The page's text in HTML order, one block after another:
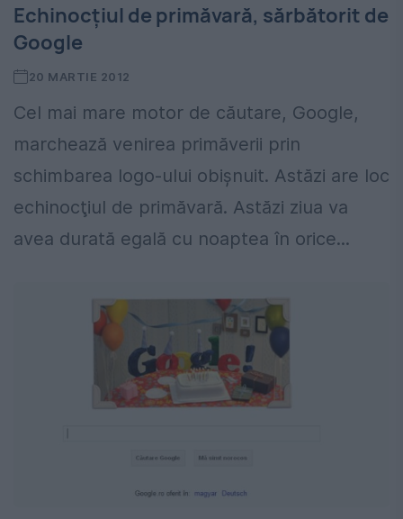
Echinocțiul de primăvară, sărbătorit de
Google
20 MARTIE 2012
Cel mai mare motor de căutare, Google,
marchează venirea primăverii prin
schimbarea logo-ului obişnuit. Astăzi are loc
echinocţiul de primăvară. Astăzi ziua va
avea durată egală cu noaptea în orice...